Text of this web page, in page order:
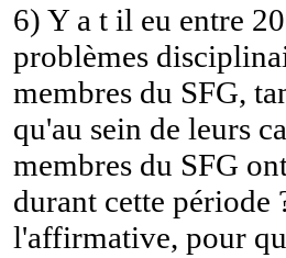
6) Y a t il eu entre
problèmes
membres du SFG,
qu'au sein de leurs
membres du SFG
durant cette période
l'affirmative, pour